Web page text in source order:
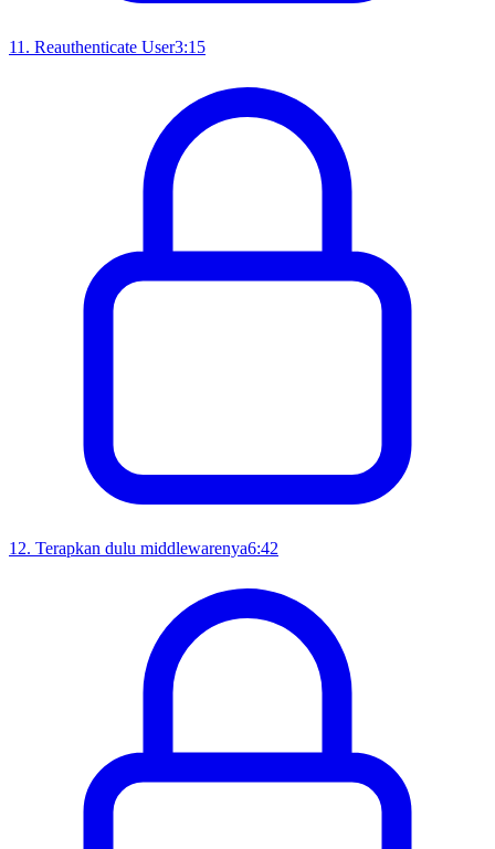
11 . Reauthenticate User3:15
12. Terapkan dulu middlewarenya6:42